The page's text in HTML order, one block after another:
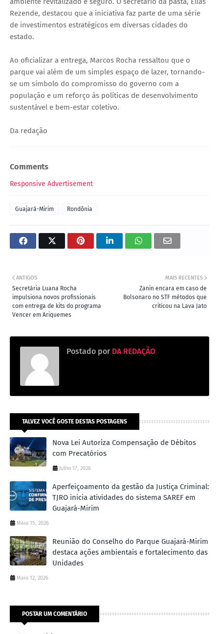
Rezende, destacou que a iniciativa faz parte de uma série
de investimentos estratégicos em diversas cidades do
estado.
Ao oficializar a entrega, Marcos Rocha ressaltou que o
parque vai além de um simples espaço de lazer, tornando-
se um símbolo do compromisso do governo com a
população e um reforço às políticas de desenvolvimento
sustentável e bem-estar coletivo.
Da redação
Comments
Responsive Advertisement
Guajará-Mirim Rondônia
MAIS RECENTES
Zanin encara em caso de
Bolsonaro no STF métodos que
criticou na Lava Jato
ANTIGOS
Secretária Luana Rocha
impulsiona novos profissionais
com entrega de kits do programa
Vencer em Ariquemes
Postado por DA REDAÇÃO
TALVEZ VOCÊ GOSTE DESTAS POSTAGENS
Nova Lei Autoriza Compensação de Débitos
com Precatórios
Julho 17, 2026
Aperfeiçoamento da gestão da Justiça Criminal:
TJRO inicia atividades do sistema SAREF em
Guajará-Mirim
Maio 15, 2026
Reunião do Conselho do Parque Guajará-Mirim
destaca ações ambientais e fortalecimento das
Unidades
Maio 12, 2026
POSTAR UM COMENTÁRIO